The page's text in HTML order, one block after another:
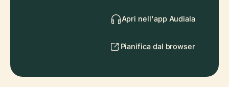
Apri nell'app Audiala
Pianifica dal browser